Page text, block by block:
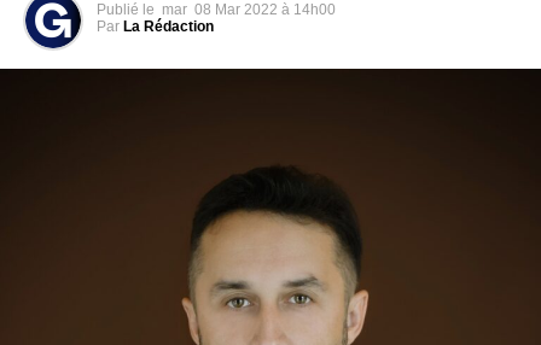
Publié le mar 08 Mar 2022 à 14h00
Par La Rédaction